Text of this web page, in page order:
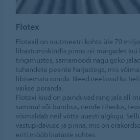
Flotex
Flotexil on ruutmeetri kohta üle 70
libastumiskindla pinna nii märgades kui
tingimustes, samamoodi nagu geko
tuhandete peente harjastega, mis
libisemata ronida. Need neelavad ka
vaikse põranda.
Flotexi kiud on painduvad ning jala all
sammal või bambus, nende tihedus,
võimaldab neil võtta uuesti algkuju.
vastupidavuse ja pinna, mis on
eriti mööblirataste suhtes.